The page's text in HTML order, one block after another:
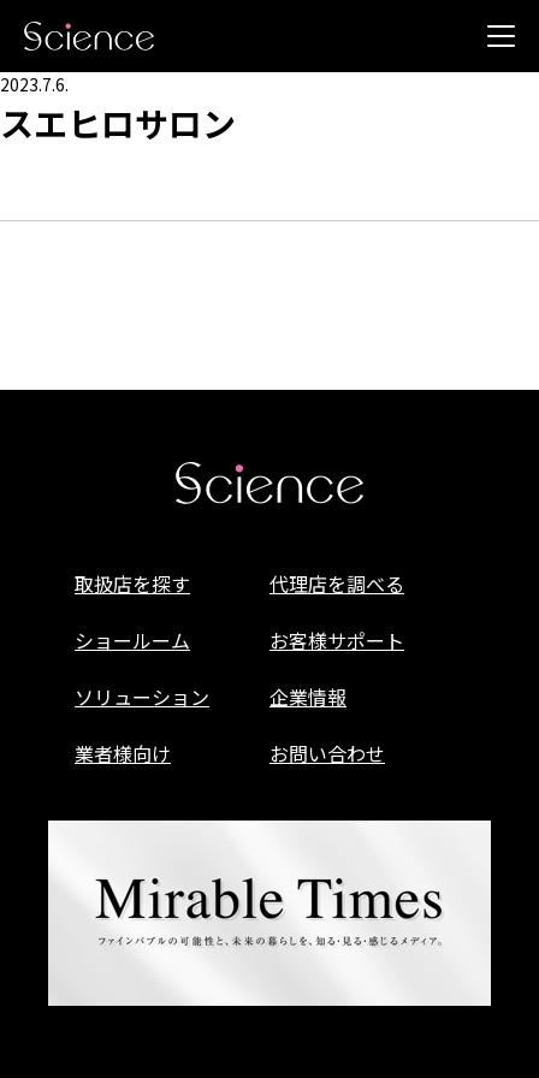
2023.7.6.
スエヒロサロン
取扱店を探す
代理店を調べる
ショールーム
お客様サポート
ソリューション
企業情報
業者様向け
お問い合わせ